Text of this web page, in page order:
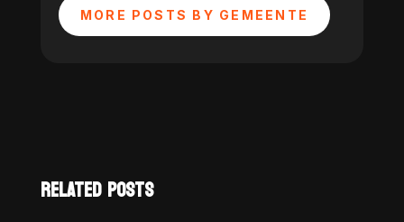
MORE POSTS BY GEMEENTE
RELATED POSTS